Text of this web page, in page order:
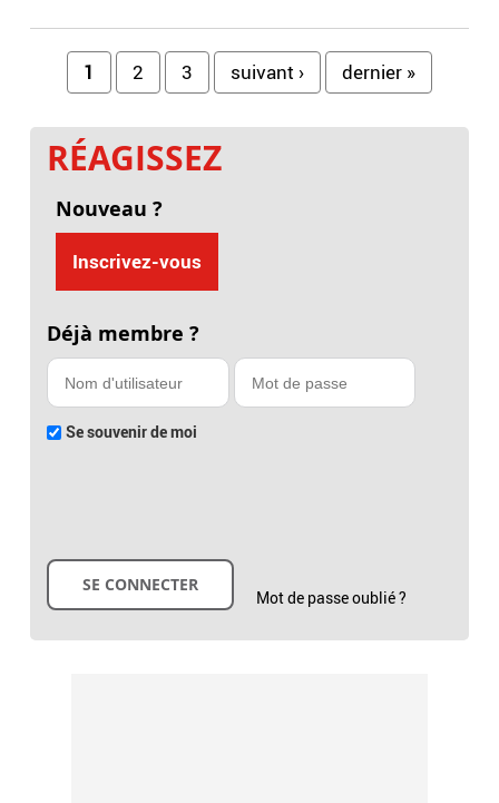
Pages
1 2 3 suivant › dernier »
RÉAGISSEZ
Nouveau ?
Inscrivez-vous
Déjà membre ?
Se souvenir de moi
Mot de passe oublié ?